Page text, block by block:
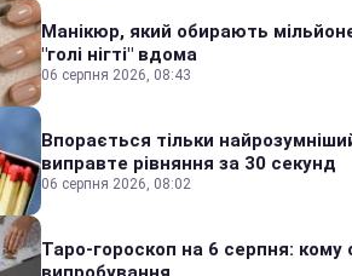
Манікюр, який обирають
"голі нігті" вдома
06 серпня 2026, 08:43
Впорається тільки
виправте рівняння за 30 секунд
06 серпня 2026, 08:02
Таро-гороскоп на 6 серпня: кому